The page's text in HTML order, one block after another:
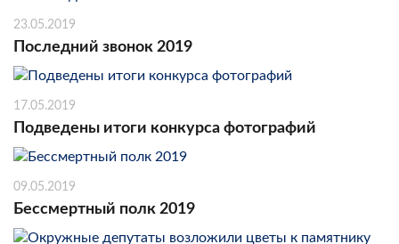
23.05.2019
Последний звонок 2019
17.05.2019
Подведены итоги конкурса фотографий
09.05.2019
Бессмертный полк 2019